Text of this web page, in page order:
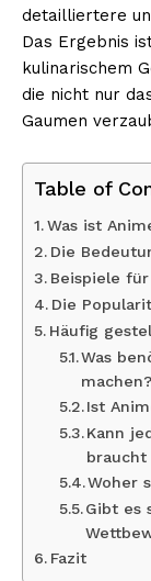
detailliertere
Das Ergebnis
kulinarischem
die nicht nur
Gaumen
Table of
Was ist
Die
Beispiele
Die
Häufig
Was
machen?
Ist
Kann
braucht
Woher
Gibt es
Fazit